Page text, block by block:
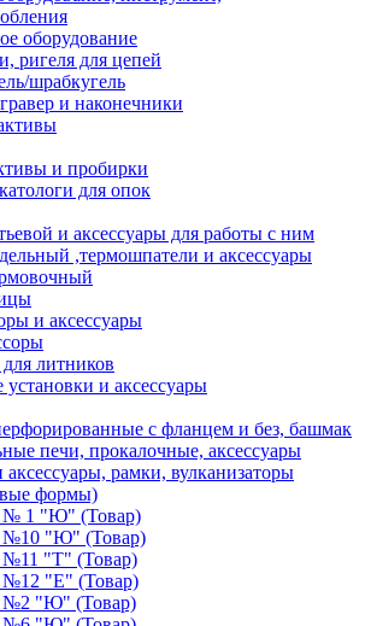
оборудование
ригеля для цепей
шрабкугель
и наконечники
и пробирки
для опок
и аксессуары для работы с ним
,термошпатели и аксессуары
и аксессуары
литников
и аксессуары
с фланцем и без, башмак
печи, прокалочные, аксессуары
аксессуары, рамки, вулканизаторы
формы)
№ 1 "Ю" (Товар)
№10 "Ю" (Товар)
№11 "Т" (Товар)
№12 "Е" (Товар)
№2 "Ю" (Товар)